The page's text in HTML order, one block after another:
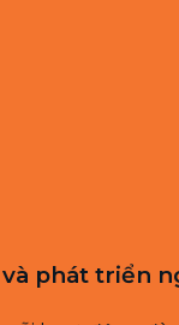
phát triển